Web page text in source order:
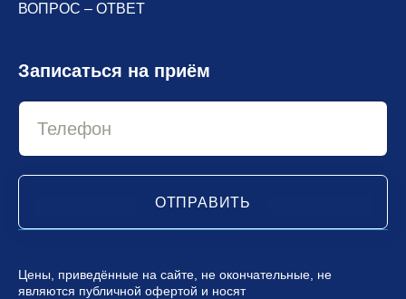
ВОПРОС – ОТВЕТ
Записаться на приём
ОТПРАВИТЬ
Цены, приведённые на сайте, не окончательные, не
являются публичной офертой и носят